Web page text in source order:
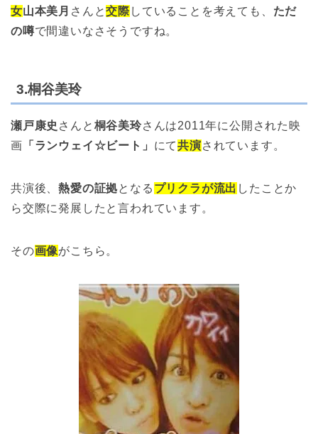
女山本美月 さんと交際 していることを考えても、 ただ
の噂で間違いなさそうですね。
3.桐谷美玲
瀬戸康史 さんと 桐谷美玲さんは2011年に公開された映
画 「ランウェイ☆ビート」 にて共演されています。
共演後、熱愛の証拠となる プリクラが流出 したことか
ら交際に発展したと言われています。
その画像がこちら。